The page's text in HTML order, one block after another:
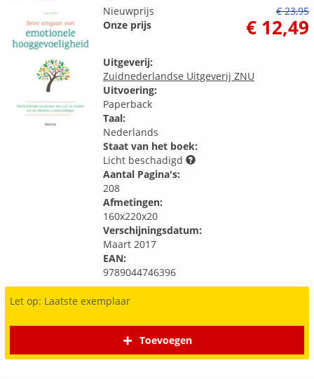
Nieuwprijs
€ 23,95
Onze prijs
€ 12,49
Uitgeverij:
Zuidnederlandse Uitgeverij ZNU
Uitvoering:
Paperback
Taal:
Nederlands
Staat van het boek:
Licht beschadigd
Aantal Pagina's:
208
Afmetingen:
160x220x20
Verschijningsdatum:
Maart 2017
EAN:
9789044746396
Let op: Laatste exemplaar
Toevoegen